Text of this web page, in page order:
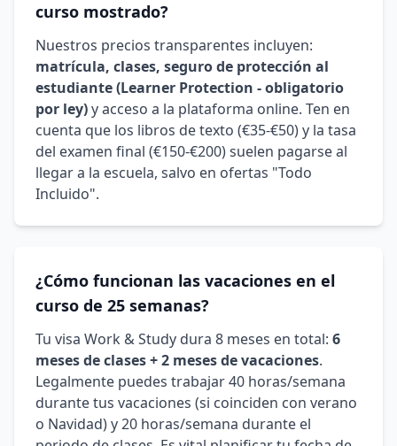
curso mostrado?
Nuestros precios transparentes incluyen:
matrícula, clases, seguro de protección al
estudiante (Learner Protection - obligatorio
por ley)y acceso a la plataforma online. Ten en
cuenta que los libros de texto (€35-€50) y la tasa
del examen final (€150-€200) suelen pagarse al
llegar a la escuela, salvo en ofertas "Todo
Incluido".
¿Cómo funcionan las vacaciones en el
curso de 25 semanas?
Tu visa Work & Study dura 8 meses en total: 6
meses de clases + 2 meses de vacaciones.
Legalmente puedes trabajar 40 horas/semana
durante tus vacaciones (si coinciden con verano
o Navidad) y 20 horas/semana durante el